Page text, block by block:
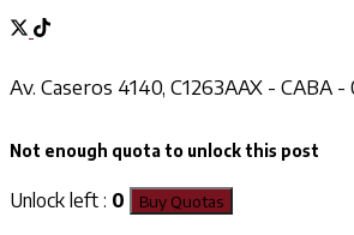
Av. Caseros 4140, C1263AAX - CABA
Not enough quota to unlock this post
Unlock left : 0 Buy Quotas